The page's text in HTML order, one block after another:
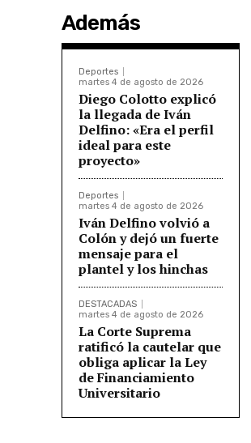
Además
Deportes
martes 4 de agosto de 2026
Diego Colotto explicó
la llegada de Iván
Delfino: «Era el perfil
ideal para este
proyecto»
Deportes
martes 4 de agosto de 2026
Iván Delfino volvió a
Colón y dejó un fuerte
mensaje para el
plantel y los hinchas
DESTACADAS
martes 4 de agosto de 2026
La Corte Suprema
ratificó la cautelar que
obliga aplicar la Ley
de Financiamiento
Universitario